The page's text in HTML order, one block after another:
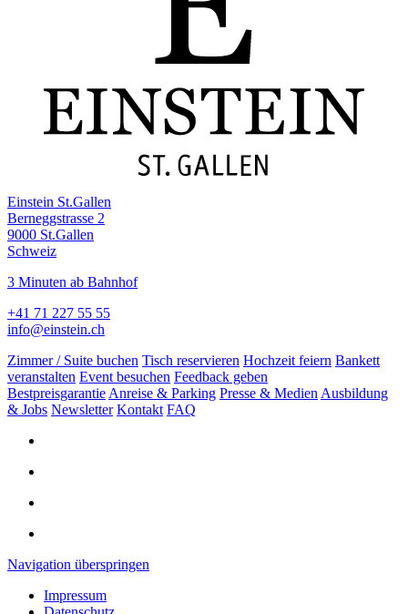
Einstein St.Gallen
Berneggstrasse 2
9000 St.Gallen
Schweiz
3 Minuten ab Bahnhof
+41 71 227 55 55
info@einstein.ch
Zimmer / Suite buchen Tisch reservieren Hochzeit feiern Bankett
veranstalten Event besuchen Feedback geben
Bestpreisgarantie Anreise & Parking Presse & Medien Ausbildung
& Jobs Newsletter Kontakt FAQ
Navigation überspringen
Impressum